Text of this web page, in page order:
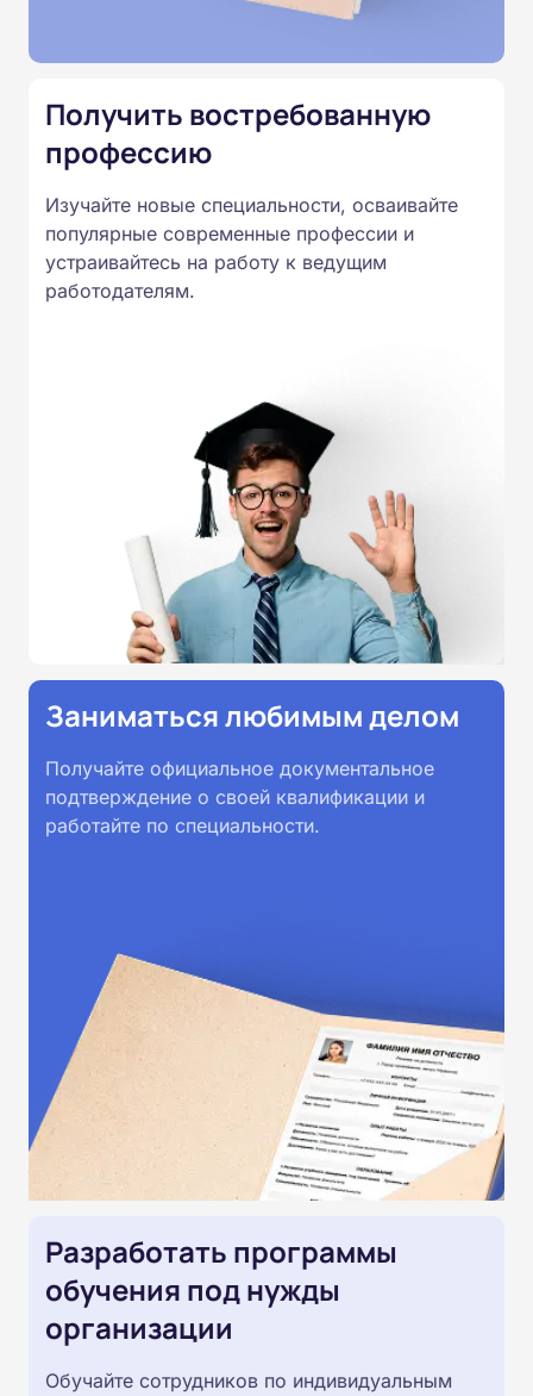
Подготовка ведется по всем
России от 14.07.2023 N 534 в
соответствии с Федеральными
образовательными стандартами
профессионального образования.
Удостоверения и дипломы о
Получить востребованную
профессию
Изучайте новые специальности, осваивайте
популярные современные профессии и
устраивайтесь на работу к ведущим
работодателям.
Заниматься любимым делом
Получайте официальное документальное
подтверждение о своей квалификации и
работайте по специальности.
Разработать программы
обучения под нужды
организации
Обучайте сотрудников по индивидуальным